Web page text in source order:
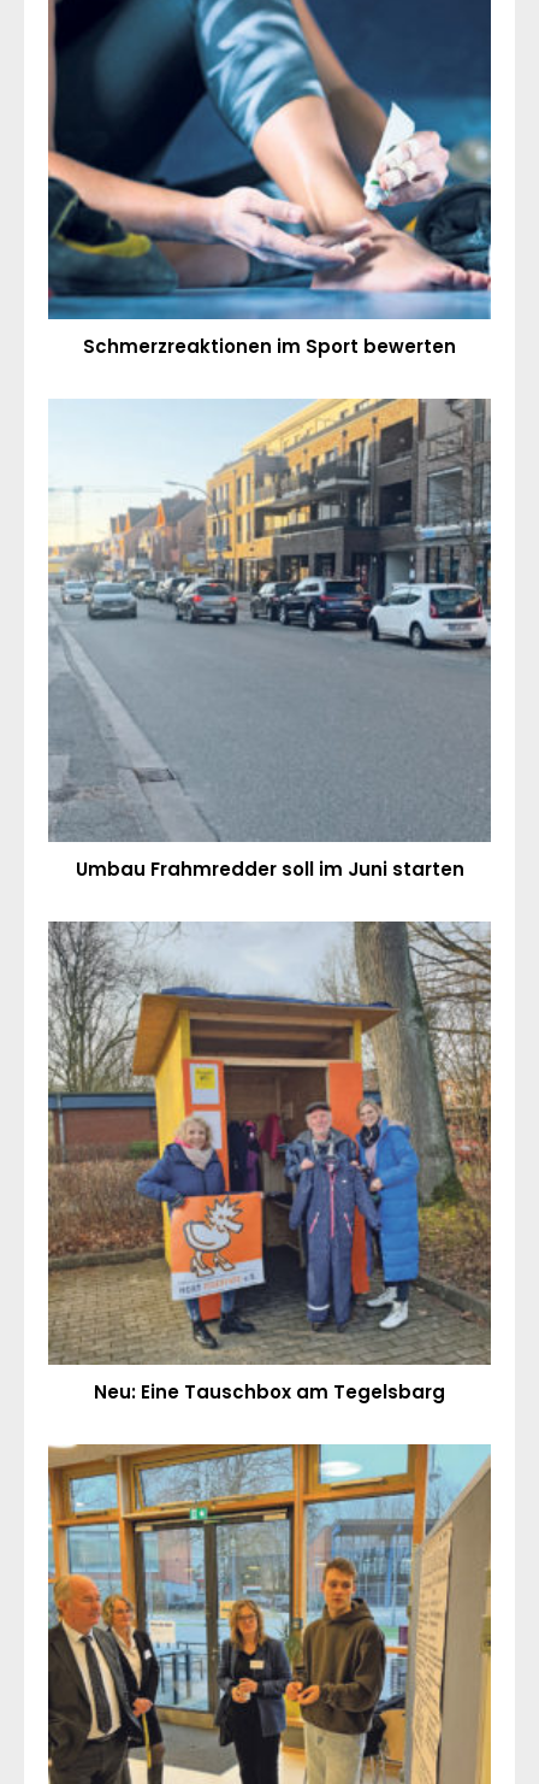
Schmerzreaktionen im Sport bewerten
Umbau Frahmredder soll im Juni starten
Neu: Eine Tauschbox am Tegelsbarg